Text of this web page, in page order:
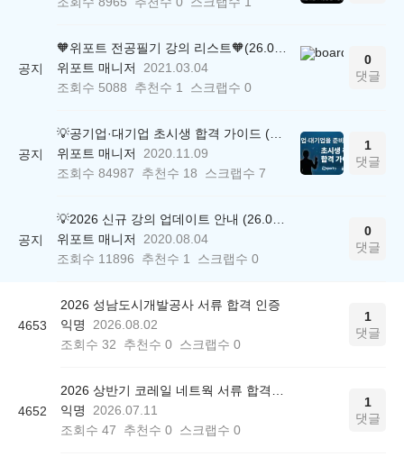
공지
위포트 매니저
2021.03.04
조회수 5088 추천수 1 스크랩수 0
0
댓글
공지
위포트 매니저
2020.11.09
조회수 84987 추천수 18 스크랩수 7
1
댓글
공지
위포트 매니저
2020.08.04
조회수 11896 추천수 1 스크랩수 0
0
댓글
4653
2026 성남도시개발공사 서류 합격 인증
익명
2026.08.02
조회수 32 추천수 0 스크랩수 0
1
댓글
4652
익명
2026.07.11
조회수 47 추천수 0 스크랩수 0
1
댓글